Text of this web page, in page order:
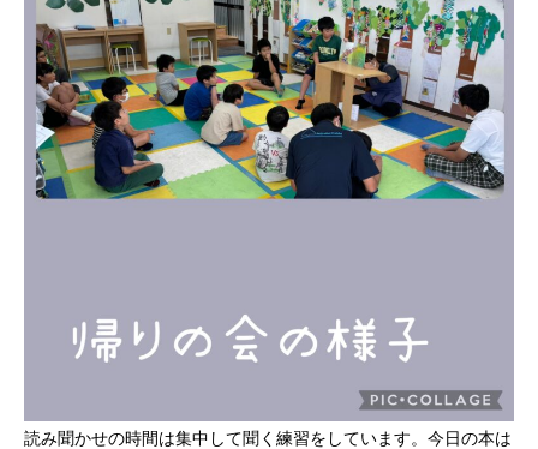
読み聞かせの時間は集中して聞く練習をしています。今日の本は